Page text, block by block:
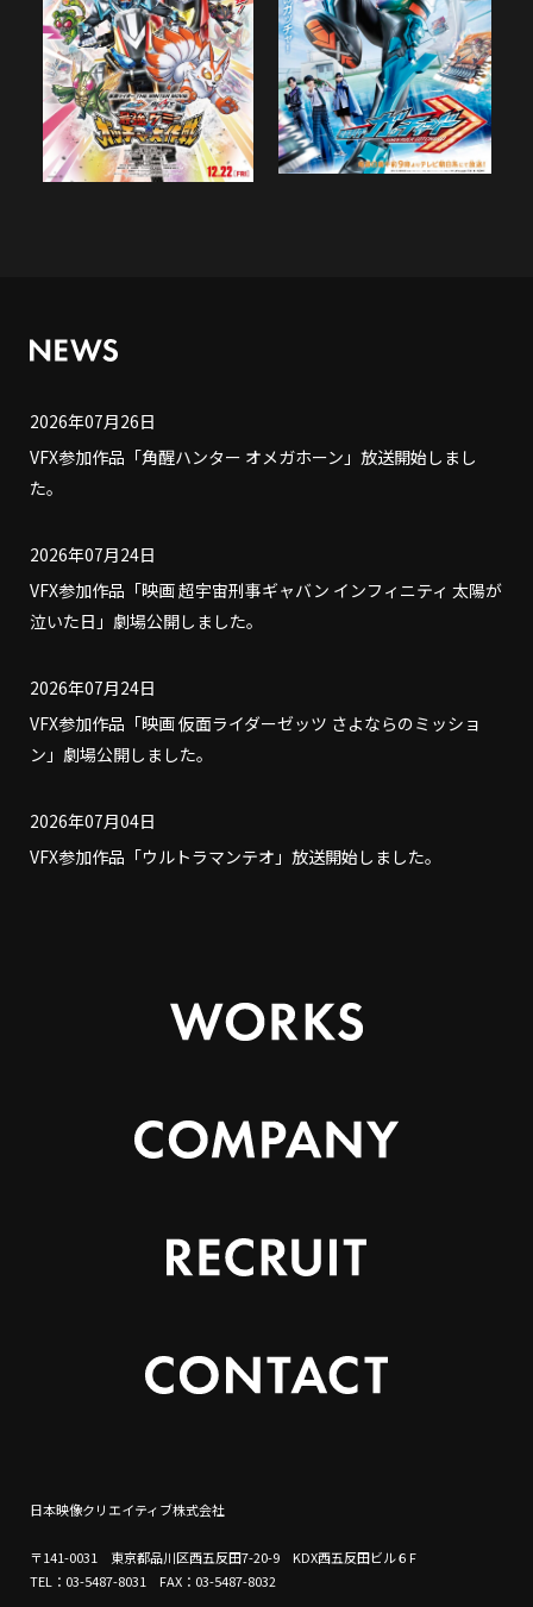
2026年07月26日
VFX参加作品「角醒ハンター オメガホーン」放送開始しまし
た。
2026年07月24日
VFX参加作品「映画 超宇宙刑事ギャバン インフィニティ 太陽が
泣いた日」劇場公開しました。
2026年07月24日
VFX参加作品「映画 仮面ライダーゼッツ さよならのミッショ
ン」劇場公開しました。
2026年07月04日
VFX参加作品「ウルトラマンテオ」放送開始しました。
日本映像クリエイティブ株式会社
〒141-0031 東京都品川区西五反田7-20-9 KDX西五反田ビル６F
TEL：03-5487-8031 FAX：03-5487-8032